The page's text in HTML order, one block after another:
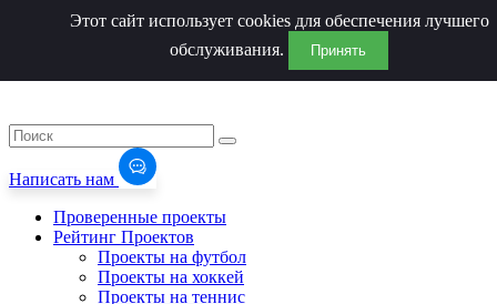
Написать нам
Проверенные проекты
Рейтинг Проектов
Проекты на футбол
Проекты на хоккей
Проекты на теннис
Этот сайт использует cookies для обеспечения лучшего
обслуживания.
Принять